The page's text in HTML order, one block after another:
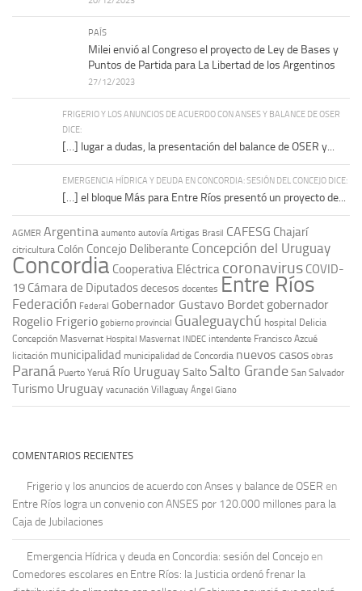
PAÍS
Milei envió al Congreso el proyecto de Ley de Bases y
Puntos de Partida para La Libertad de los Argentinos
27/12/2023
FRIGERIO Y LOS ANUNCIOS DE ACUERDO CON ANSES Y BALANCE DE OSER
DICE:
[…] lugar a dudas, la presentación del balance de OSER y...
EMERGENCIA HÍDRICA Y DEUDA EN CONCORDIA: SESIÓN DEL CONCEJO DICE:
[…] el bloque Más para Entre Ríos presentó un proyecto de...
AGMER Argentina aumento autovía Artigas Brasil CAFESG Chajarí
citricultura Colón Concejo Deliberante Concepción del Uruguay
Concordia Cooperativa Eléctrica coronavirus COVID-
19 Cámara de Diputadosdecesos docentes Entre Ríos
Federación Federal Gobernador Gustavo Bordet gobernador
Rogelio Frigerio gobierno provincial Gualeguaychú hospital Delicia
Concepción Masvernat Hospital Masvernat INDEC intendente Francisco Azcué
licitación municipalidad municipalidad de Concordia nuevos casos obras
Paraná Puerto Yeruá Río UruguaySalto Salto Grande San Salvador
Turismo Uruguay vacunación Villaguay Ángel Giano
COMENTARIOS RECIENTES
Frigerio y los anuncios de acuerdo con Anses y balance de OSER en
Entre Ríos logra un convenio con ANSES por 120.000 millones para la
Caja de Jubilaciones
Emergencia Hídrica y deuda en Concordia: sesión del Concejo en
Comedores escolares en Entre Ríos: la Justicia ordenó frenar la